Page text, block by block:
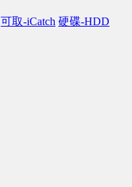
可取-iCatch 硬碟-HDD